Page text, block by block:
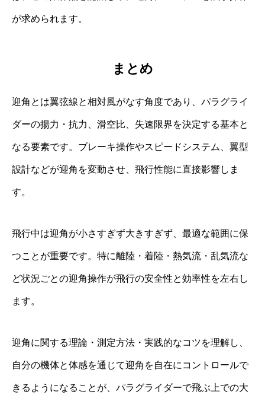
が求められます。
まとめ
迎角とは翼弦線と相対風がなす角度であり、パラグライ
ダーの揚力・抗力、滑空比、失速限界を決定する基本と
なる要素です。ブレーキ操作やスピードシステム、翼型
設計などが迎角を変動させ、飛行性能に直接影響しま
す。
飛行中は迎角が小さすぎず大きすぎず、最適な範囲に保
つことが重要です。特に離陸・着陸・熱気流・乱気流な
ど状況ごとの迎角操作が飛行の安全性と効率性を左右し
ます。
迎角に関する理論・測定方法・実践的なコツを理解し、
自分の機体と体感を通じて迎角を自在にコントロールで
きるようになることが、パラグライダーで飛ぶ上での大